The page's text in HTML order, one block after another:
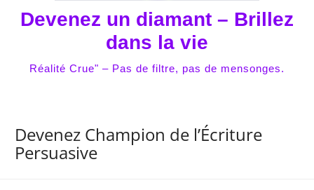
Devenez un diamant – Brillez
dans la vie
Réalité Crue" – Pas de filtre, pas de mensonges.
Devenez Champion de l’Écriture
Persuasive